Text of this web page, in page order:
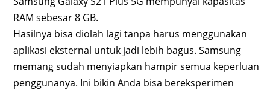
RAM sebesar 8 GB.
Hasilnya bisa diolah lagi tanpa harus menggunakan
aplikasi eksternal untuk jadi lebih bagus. Samsung
memang sudah menyiapkan hampir semua keperluan
penggunanya. Ini bikin Anda bisa bereksperimen